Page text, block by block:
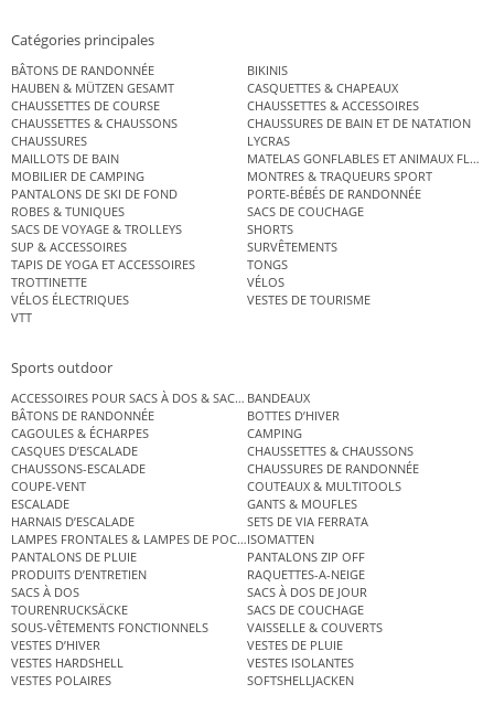
Catégories principales
BÂTONS DE RANDONNÉE
BIKINIS
HAUBEN & MÜTZEN GESAMT
CASQUETTES & CHAPEAUX
CHAUSSETTES DE COURSE
CHAUSSETTES & ACCESSOIRES
CHAUSSETTES & CHAUSSONS
CHAUSSURES DE BAIN ET DE NATATION
CHAUSSURES
LYCRAS
MAILLOTS DE BAIN
MATELAS GONFLABLES ET ANIMAUX
MOBILIER DE CAMPING
MONTRES & TRAQUEURS SPORT
PANTALONS DE SKI DE FOND
PORTE-BÉBÉS DE RANDONNÉE
ROBES & TUNIQUES
SACS DE COUCHAGE
SACS DE VOYAGE & TROLLEYS
SHORTS
SUP & ACCESSOIRES
SURVÊTEMENTS
TAPIS DE YOGA ET ACCESSOIRES
TONGS
TROTTINETTE
VÉLOS
VÉLOS ÉLECTRIQUES
VESTES DE TOURISME
VTT
Sports outdoor
ACCESSOIRES POUR SACS À DOS & SACS ÉTANCHES
BANDEAUX
BÂTONS DE RANDONNÉE
BOTTES D’HIVER
CAGOULES & ÉCHARPES
CAMPING
CASQUES D’ESCALADE
CHAUSSETTES & CHAUSSONS
CHAUSSONS-ESCALADE
CHAUSSURES DE RANDONNÉE
COUPE-VENT
COUTEAUX & MULTITOOLS
ESCALADE
GANTS & MOUFLES
HARNAIS D’ESCALADE
SETS DE VIA FERRATA
LAMPES FRONTALES & LAMPES DE POCHEISOMATTEN
PANTALONS DE PLUIE
PANTALONS ZIP OFF
PRODUITS D’ENTRETIEN
RAQUETTES-A-NEIGE
SACS À DOS
SACS À DOS DE JOUR
TOURENRUCKSÄCKE
SACS DE COUCHAGE
SOUS-VÊTEMENTS FONCTIONNELS
VAISSELLE & COUVERTS
VESTES D’HIVER
VESTES DE PLUIE
VESTES HARDSHELL
VESTES ISOLANTES
VESTES POLAIRES
SOFTSHELLJACKEN